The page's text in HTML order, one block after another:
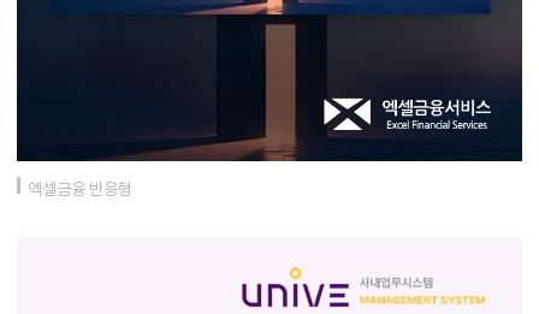
엑셀금융 반응형